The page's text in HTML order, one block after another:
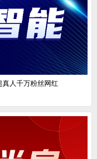
人千万粉丝网红